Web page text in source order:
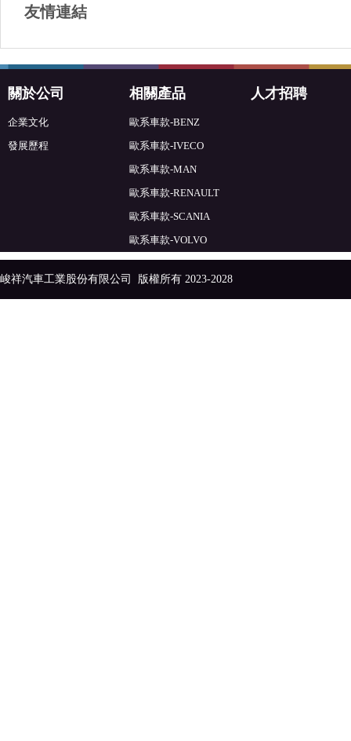
友情連結
關於公司
企業文化
發展歷程
相關產品
歐系車款-BENZ
歐系車款-IVECO
歐系車款-MAN
歐系車款-RENAULT
歐系車款-SCANIA
歐系車款-VOLVO
人才招聘
峻祥汽車工業股份有限公司 版權所有 2023-2028